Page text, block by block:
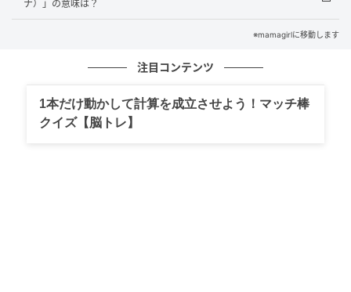
あなたは正解がすぐにわかりましたか？ ハングル文字
クイズは、覚えておくと旅行やライブのときに役立つ
ださいね。
ナ）」の意味は？
※mamagirlに移動します
注目コンテンツ
1本だけ動かして計算を成立させよう！マッチ棒
クイズ【脳トレ】